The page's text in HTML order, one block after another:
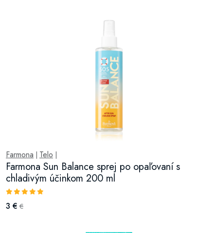
Farmona Telo
Farmona Sun Balance sprej po opaľovaní s
chladivým účinkom 200 ml
3 € €